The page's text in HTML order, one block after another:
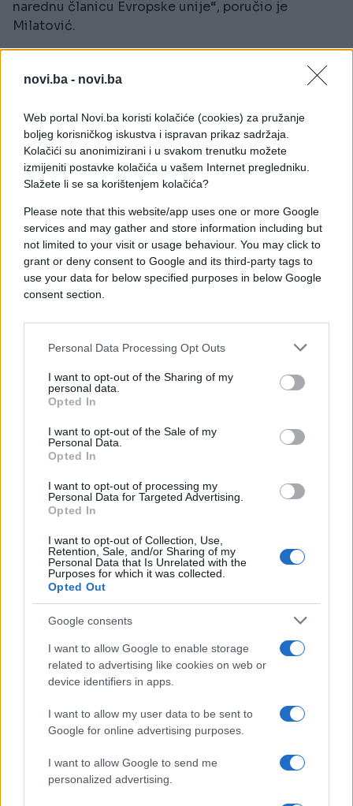
novi.ba - novi.ba
Web portal Novi.ba koristi kolačiće (cookies) za pružanje
boljeg korisničkog iskustva i ispravan prikaz sadržaja.
Kolačići su anonimizirani i u svakom trenutku možete
izmijeniti postavke kolačića u vašem Internet pregledniku.
Slažete li se sa korištenjem kolačića?
Please note that this website/app uses one or more Google
services and may gather and store information including but
not limited to your visit or usage behaviour. You may click to
grant or deny consent to Google and its third-party tags to
use your data for below specified purposes in below Google
consent section.
Personal Data Processing Opt Outs
I want to opt-out of the Sharing of my
personal data.
Opted In
I want to opt-out of the Sale of my
Personal Data.
Opted In
I want to opt-out of processing my
Personal Data for Targeted Advertising.
Opted In
I want to opt-out of Collection, Use,
Retention, Sale, and/or Sharing of my
Personal Data that Is Unrelated with the
Purposes for which it was collected.
Opted Out
Google consents
I want to allow Google to enable storage
related to advertising like cookies on web or
device identifiers in apps.
I want to allow my user data to be sent to
Google for online advertising purposes.
I want to allow Google to send me
personalized advertising.
narednu članicu Evropske unije“, poručio je
Milatović.
sutrašnji samit u Tivtu, koji se smatra jednim od
od sticanja nezavisnosti.
Crna Gora dočekuje evropske lidere kao država
koja je najdalje odmakla u procesu evropskih
završnicu jednog od ključnih poglavlja svoje
savremene historije.
#Crna Gora #tivat